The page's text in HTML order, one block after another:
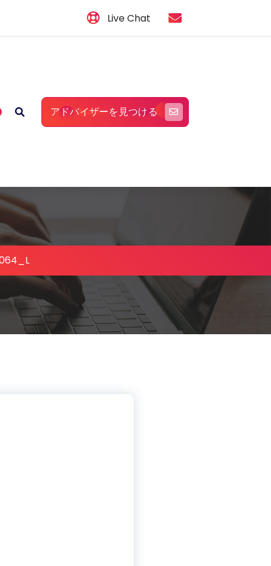
Live Chat
アドバイザーを見つける